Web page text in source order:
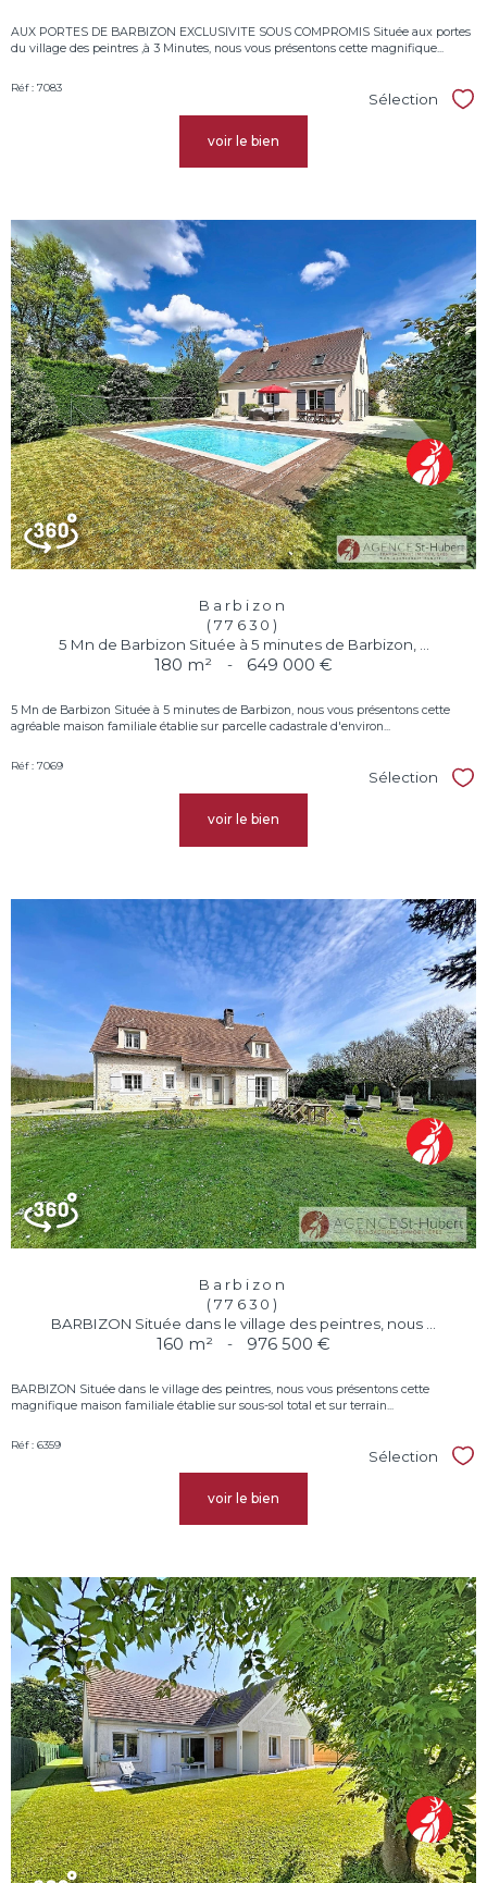
AUX PORTES DE BARBIZON EXCLUSIVITE SOUS COMPROMIS Située aux portes
du village des peintres ,à 3 Minutes, nous vous présentons cette magnifique...
Réf : 7083
Sélection
voir le bien
Barbizon
(77630)
5 Mn de Barbizon Située à 5 minutes de Barbizon, ...
180 m² - 649 000 €
5 Mn de Barbizon Située à 5 minutes de Barbizon, nous vous présentons cette
agréable maison familiale établie sur parcelle cadastrale d'environ...
Réf : 7069
Sélection
voir le bien
Barbizon
(77630)
BARBIZON Située dans le village des peintres, nous ...
160 m² - 976 500 €
BARBIZON Située dans le village des peintres, nous vous présentons cette
magnifique maison familiale établie sur sous-sol total et sur terrain...
Réf : 6359
Sélection
voir le bien